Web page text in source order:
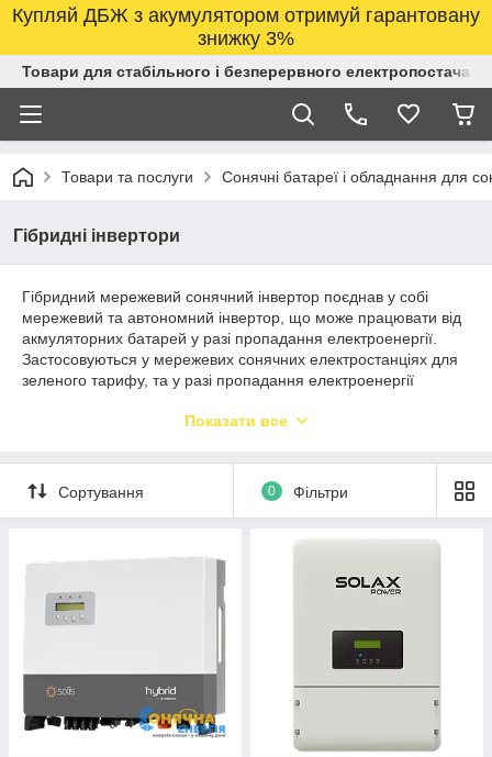
Купляй ДБЖ з акумулятором отримуй гарантовану
знижку 3%
Товари для стабільного і безперервного
Товари та послуги Сонячні батареї і обладнання для
Гібридні інвертори
Гібридний мережевий сонячний інвертор поєднав у собі
мережевий та автономний інвертор, що може працювати від
акмуляторних батарей у разі пропадання електроенергії.
Застосовуються у мережевих сонячних електростанціях для
зеленого тарифу, та у разі пропадання електроенергії
живить резервною електроенергією побутові
Показати все
Сортування 0 Фільтри